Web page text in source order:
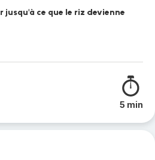
ce que le riz devienne
5 min